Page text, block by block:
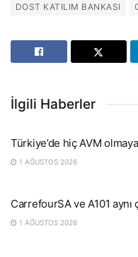
DOST KATILIM BANKASI
İlgili Haberler
Türkiye’de hiç AVM
1 AĞUSTOS 2026
CarrefourSA ve A101 aynı
1 AĞUSTOS 2026